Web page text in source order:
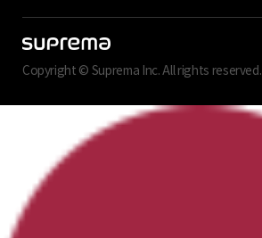
Copyright © Suprema Inc. All rights reserved.